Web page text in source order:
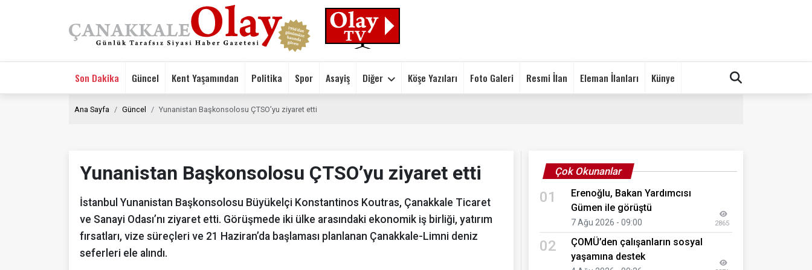
Son Dakika Güncel Kent Yaşamından Politika Spor Asayiş Diğer Köşe Yazıları Foto Galeri Resmi İlan Eleman İlanları Künye
Ana Sayfa Güncel Yunanistan Başkonsolosu ÇTSO’yu ziyaret etti
Yunanistan Başkonsolosu ÇTSO’yu ziyaret etti
İstanbul Yunanistan Başkonsolosu Büyükelçi Konstantinos Koutras, Çanakkale Ticaret
ve Sanayi Odası’nı ziyaret etti. Görüşmede iki ülke arasındaki ekonomik iş birliği, yatırım
fırsatları, vize süreçleri ve 21 Haziran’da başlaması planlanan Çanakkale-Limni deniz
seferleri ele alındı.
Çok Okunanlar
01
Erenoğlu, Bakan Yardımcısı
Gümen ile görüştü
7 Ağu 2026 - 09:00 2865
02
ÇOMÜ’den çalışanların sosyal
yaşamına destek